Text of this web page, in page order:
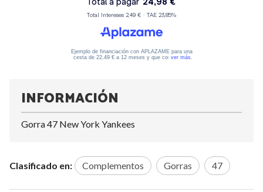
INFORMACIÓN
Gorra 47 New York Yankees
Clasificado en: Complementos Gorras 47